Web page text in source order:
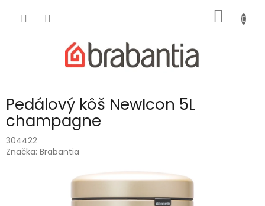
KOŠÍK
Pedálový kôš NewIcon 5L
champagne
304422
Značka: Brabantia